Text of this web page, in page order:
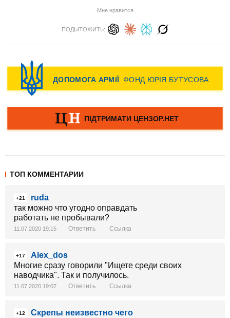
Мне нравится
ПОДЫТОЖИТЬ:
ТОП КОММЕНТАРИИ
+21
ruda
так можно что угодно оправдать
работать не пробывали?
11.07.2020 19:15 Ответить Ссылка
+17
Alex_dos
Многие сразу говорили "Ищете среди своих
наводчика". Так и получилось.
11.07.2020 19:07 Ответить Ссылка
+12
Скрепы неизвестно чего